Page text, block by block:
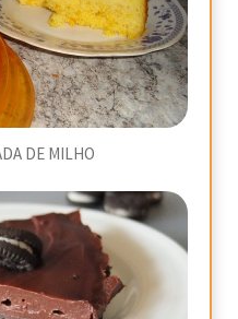
DE MILHO